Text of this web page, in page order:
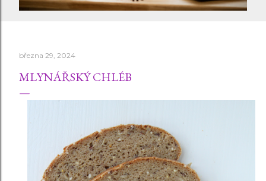
března 29, 2024
MLYNÁŘSKÝ CHLÉB